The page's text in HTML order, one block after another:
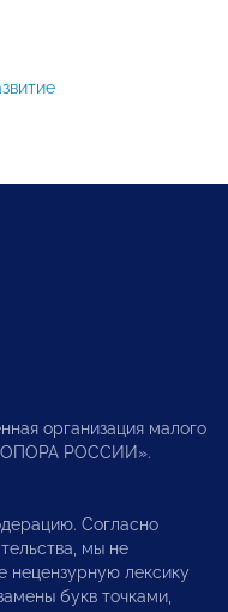
организация малого
«ОПОРА РОССИИ».
Согласно
мы не
лексику
букв точками,